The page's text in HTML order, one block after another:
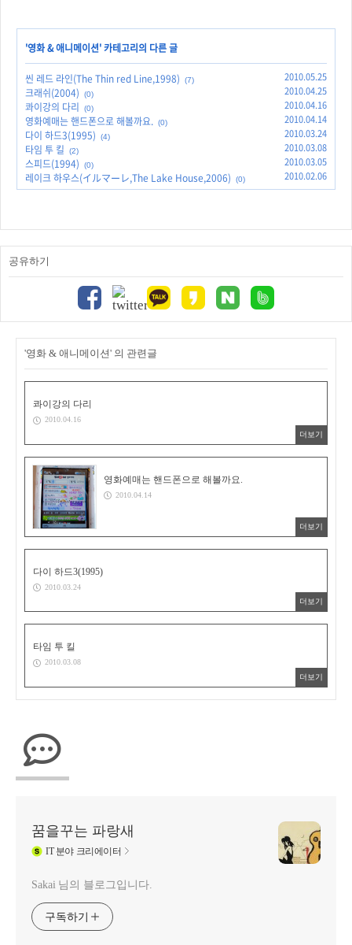
'영화 & 애니메이션' 카테고리의 다른 글
씬 레드 라인(The Thin red Line,1998) (7) 2010.05.25
크래쉬(2004) (0) 2010.04.25
콰이강의 다리 (0) 2010.04.16
영화예매는 핸드폰으로 해볼까요. (0) 2010.04.14
다이 하드3(1995) (4) 2010.03.24
타임 투 킬 (2) 2010.03.08
스피드(1994) (0) 2010.03.05
레이크 하우스(イルマーレ,The Lake House,2006) (0) 2010.02.06
공유하기
'영화 & 애니메이션' 의 관련글
콰이강의 다리
2010.04.16
더보기
영화예매는 핸드폰으로 해볼까요.
2010.04.14
더보기
다이 하드3(1995)
2010.03.24
더보기
타임 투 킬
2010.03.08
더보기
꿈을꾸는 파랑새
IT분야 크리에이터
Sakai 님의 블로그입니다.
구독하기